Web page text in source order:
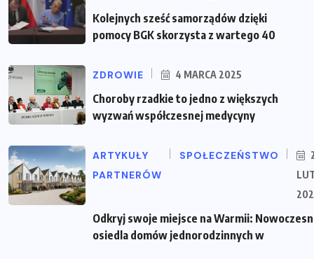
Kolejnych sześć samorządów dzięki
pomocy BGK skorzysta z wartego 40
ZDROWIE 4 MARCA 2025
Choroby rzadkie to jedno z większych
wyzwań współczesnej medycyny
ARTYKUŁY
PARTNERÓW
SPOŁECZEŃSTWO
Odkryj swoje miejsce na Warmii:
osiedla domów jednorodzinnych w